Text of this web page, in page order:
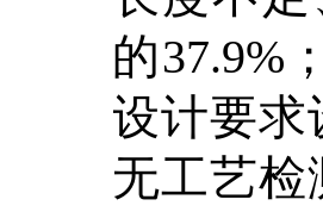
的37.9%
设计要求
无工艺检